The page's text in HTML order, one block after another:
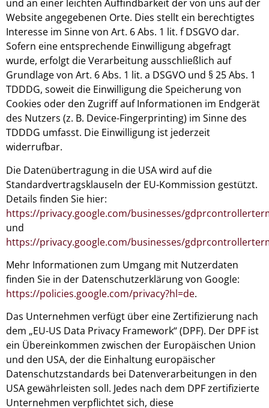
und an einer leichten Auffindbarkeit der von uns auf der
Website angegebenen Orte. Dies stellt ein berechtigtes
Interesse im Sinne von Art. 6 Abs. 1 lit. f DSGVO dar.
Sofern eine entsprechende Einwilligung abgefragt
wurde, erfolgt die Verarbeitung ausschließlich auf
Grundlage von Art. 6 Abs. 1 lit. a DSGVO und § 25 Abs. 1
TDDDG, soweit die Einwilligung die Speicherung von
Cookies oder den Zugriff auf Informationen im Endgerät
des Nutzers (z. B. Device-Fingerprinting) im Sinne des
TDDDG umfasst. Die Einwilligung ist jederzeit
widerrufbar.
Die Datenübertragung in die USA wird auf die
Standardvertragsklauseln der EU-Kommission gestützt.
Details finden Sie hier:
https://privacy.google.com/businesses/
und
https://privacy.google.com/businesses/
Mehr Informationen zum Umgang mit Nutzerdaten
finden Sie in der Datenschutzerklärung von Google:
https://policies.google.com/privacy?hl=de.
Das Unternehmen verfügt über eine Zertifizierung nach
dem „EU-US Data Privacy Framework“ (DPF). Der DPF ist
ein Übereinkommen zwischen der Europäischen Union
und den USA, der die Einhaltung europäischer
Datenschutzstandards bei Datenverarbeitungen in den
USA gewährleisten soll. Jedes nach dem DPF zertifizierte
Unternehmen verpflichtet sich, diese